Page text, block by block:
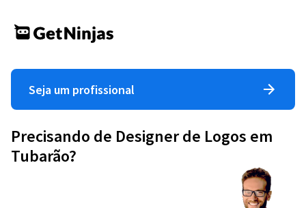
Seja um profissional
Precisando de Designer de Logos em
Tubarão?